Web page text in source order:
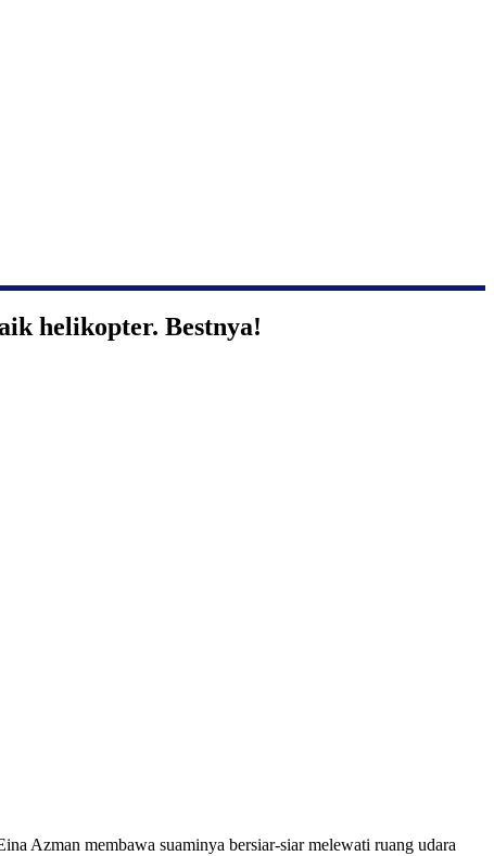
helikopter. Bestnya!
Azman membawa suaminya bersiar-siar melewati ruang udara